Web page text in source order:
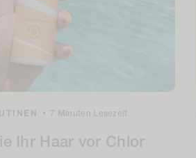
• 7 Minuten Lesezeit
Ihr Haar vor Chlor